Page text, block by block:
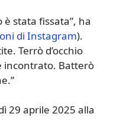
stata fissata”, ha
di Instagram).
Terrò d’occhio
incontrato. Batterò
29 aprile 2025 alla